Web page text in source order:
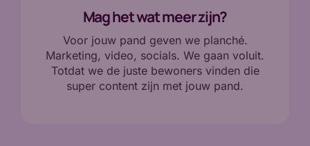
Mag het wat meer zijn?
Voor jouw pand geven we planché.
Marketing, video, socials. We gaan voluit.
Totdat we de juste bewoners vinden die
super content zijn met jouw pand.